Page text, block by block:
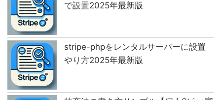
で設置2025年最新版
stripe-phpをレンタルサーバーに設置
やり方2025年最新版